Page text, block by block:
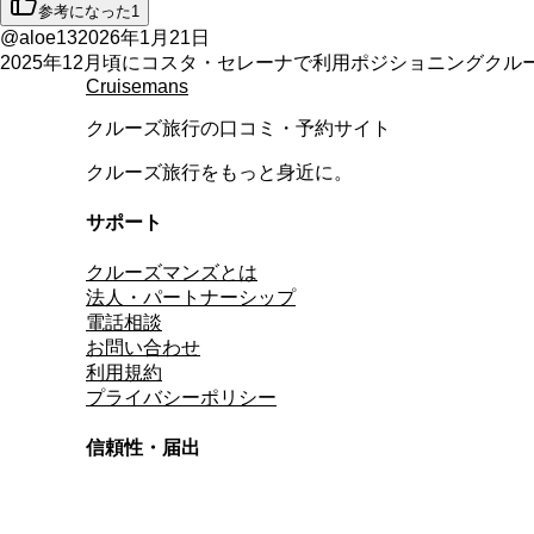
参考になった1
@aloe132026年1月21日
2025年12月 頃に コスタ・セレーナで利用 ポジショニングクル
Cruisemans
クルーズ旅行の口コミ・予約サイト
クルーズ旅行をもっと身近に。
サポート
クルーズマンズとは
法人・パートナーシップ
電話相談
お問い合わせ
利用規約
プライバシーポリシー
信頼性・届出